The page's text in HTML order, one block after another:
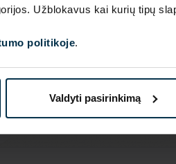
Užblokavus kai kurių tipų
politikoje.
Valdyti pasirinkimą
Daugiau apie mus